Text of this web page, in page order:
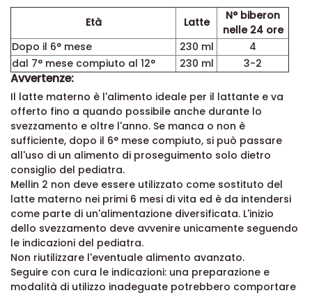
Età Latte
N° biberon
nelle 24 ore
Dopo il 6° mese
230 ml
4
dal 7° mese compiuto al 12°
230 ml 3-2
Avvertenze:
Il latte materno è l'alimento ideale per il lattante e va
offerto fino a quando possibile anche durante lo
svezzamento e oltre l'anno. Se manca o non è
sufficiente, dopo il 6° mese compiuto, si può passare
all'uso di un alimento di proseguimento solo dietro
consiglio del pediatra.
Mellin 2 non deve essere utilizzato come sostituto del
latte materno nei primi 6 mesi di vita ed è da intendersi
come parte di un'alimentazione diversificata. L'inizio
dello svezzamento deve avvenire unicamente seguendo
le indicazioni del pediatra.
Non riutilizzare l'eventuale alimento avanzato.
Seguire con cura le indicazioni: una preparazione e
modalità di utilizzo inadeguate potrebbero comportare